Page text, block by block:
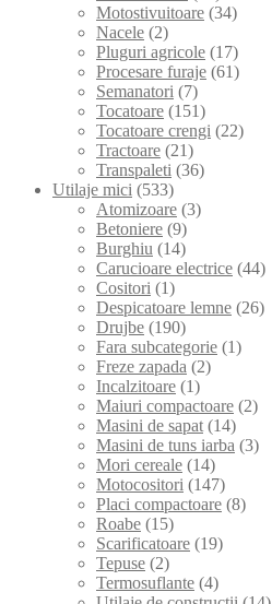
Motostivuitoare (34)
Nacele (2)
Pluguri agricole (17)
Procesare furaje (61)
Semanatori (7)
Tocatoare (151)
Tocatoare crengi (22)
Tractoare (21)
Transpaleti (36)
Utilaje mici (533)
Atomizoare (3)
Betoniere (9)
Burghiu (14)
Carucioare electrice (44)
Cositori (1)
Despicatoare lemne (26)
Drujbe (190)
Fara subcategorie (1)
Freze zapada (2)
Incalzitoare (1)
Maiuri compactoare (2)
Masini de sapat (14)
Masini de tuns iarba (3)
Mori cereale (14)
Motocositori (147)
Placi compactoare (8)
Roabe (15)
Scarificatoare (19)
Tepuse (2)
Termosuflante (4)